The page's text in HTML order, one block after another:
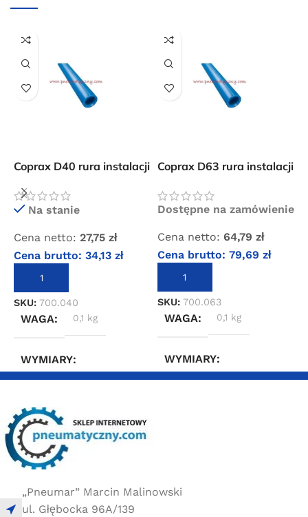
Coprax D40 rura instalacji
Na stanie
Cena netto: 27,75 zł
Cena brutto: 34,13 zł
DODAJ DO KOSZYKA
SKU: 700.040
WAGA 0,1 kg
WYMIARY
Coprax D63 rura instalacji
Dostępne na zamówienie
Cena netto: 64,79 zł
Cena brutto: 79,69 zł
DODAJ DO KOSZYKA
SKU: 700.063
WAGA 0,1 kg
WYMIARY
„Pneumar” Marcin Malinowski
ul. Głębocka 96A/139
Powered by Convert Plus